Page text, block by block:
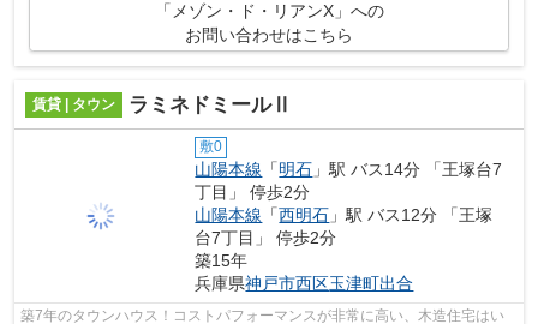
「メゾン・ド・リアンX」への
お問い合わせはこちら
賃貸 | タウン ラミネドミールⅡ
敷0
山陽本線 「明石 」駅 バス14分 「王塚台7
丁目」 停歩2分
山陽本線 「西明石 」駅 バス12分 「王塚
台7丁目」 停歩2分
築15年
兵庫県神戸市西区玉津町出合
築7年のタウンハウス！コストパフォーマンスが非常に高い、木造住宅はい